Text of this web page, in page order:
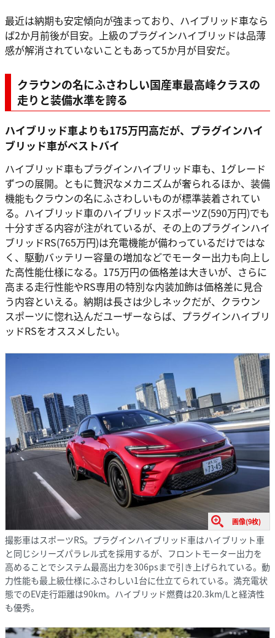
最近は納期も安定傾向が強まっており、ハイブリッド車なら
ば2か月前後が目安。上級のプラグインハイブリッドは品薄
感が解消されていないこともあって5か月が目安だ。
クラウンの名にふさわしい国産車最高峰クラスの
走りと装備水準を誇る
ハイブリッド車よりも175万円高だが、プラグインハイ
ブリッド車がベストバイ
ハイブリッド車もプラグインハイブリッド車も、1グレード
ずつの展開。ともに贅沢なメカニズムが奢られるほか、装備
機能もクラウンの名にふさわしいものが標準装着されてい
る。ハイブリッド車のハイブリッドスポーツZ(590万円)でも
十分すぎる内容が注がれているが、その上のプラグインハイ
ブリッドRS(765万円)は充電機能が備わっているだけではな
く、駆動バッテリー容量の増加などでモーター出力も向上し
た高性能仕様になる。175万円の価格差は大きいが、さらに
高まる走行性能やRS専用の特別な内装加飾は価格差に見合
う内容といえる。納期は長さは少しネックだが、クラウン
スポーツに惚れ込んだユーザーならば、プラグインハイブリ
ッドRSをオススメしたい。
画像(9枚)
撮影車はスポーツRS。プラグインハイブリッド車はハイブリット車
と同じシリーズパラレル式を採用するが、フロントモーター出力を
高めることでシステム最高出力を306psまで引き上げられている。動
力性能も最上級仕様にふさわしい1台に仕立てられている。満充電状
態でのEV走行距離は90km。ハイブリッド燃費は20.3km/Lと経済性
も優秀。